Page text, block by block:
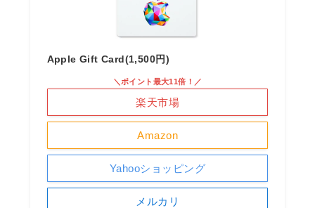
Apple Gift Card(1,500円)
Amazon
＼ポイント最大11倍！／
楽天市場
Yahooショッピング
メルカリ